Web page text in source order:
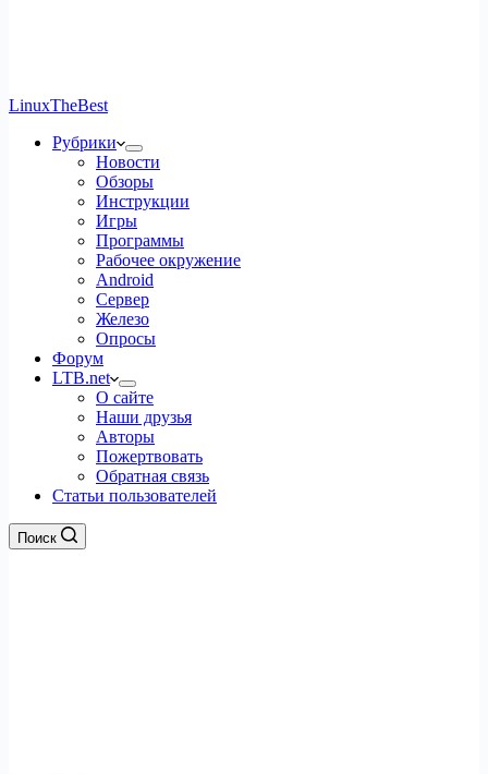
LinuxTheBest
Рубрики
Новости
Обзоры
Инструкции
Игры
Программы
Рабочее окружение
Android
Сервер
Железо
Опросы
Форум
LTB.net
О сайте
Наши друзья
Авторы
Пожертвовать
Обратная связь
Статьи пользователей
Поиск